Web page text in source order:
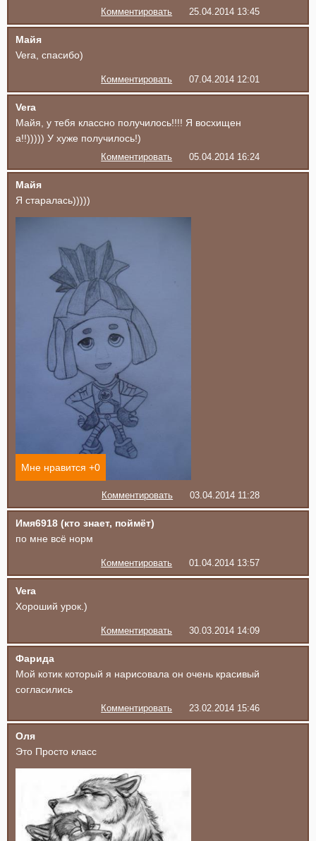
Комментировать 25.04.2014 13:45
Майя
Vera, спасибо)
Комментировать 07.04.2014 12:01
Vera
Майя, у тебя классно получилось!!!! Я восхищен
а!!))))) У хуже получилось!)
Комментировать 05.04.2014 16:24
Майя
Я старалась)))))
Мне нравится +0
Комментировать 03.04.2014 11:28
Имя6918 (кто знает, поймёт)
по мне всё норм
Комментировать 01.04.2014 13:57
Vera
Хороший урок.)
Комментировать 30.03.2014 14:09
Фарида
Мой котик который я нарисовала он очень красивый
согласились
Комментировать 23.02.2014 15:46
Оля
Это Просто класс